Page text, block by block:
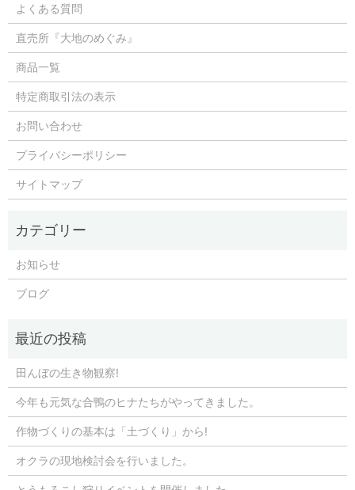
よくある質問
直売所『大地のめぐみ』
商品一覧
特定商取引法の表示
お問い合わせ
プライバシーポリシー
サイトマップ
お知らせ
ブログ
田んぼの生き物観察!
今年も元気な合鴨のヒナたちがやってきました。
作物づくりの基本は「土づくり」から!
オクラの現地検討会を行いました。